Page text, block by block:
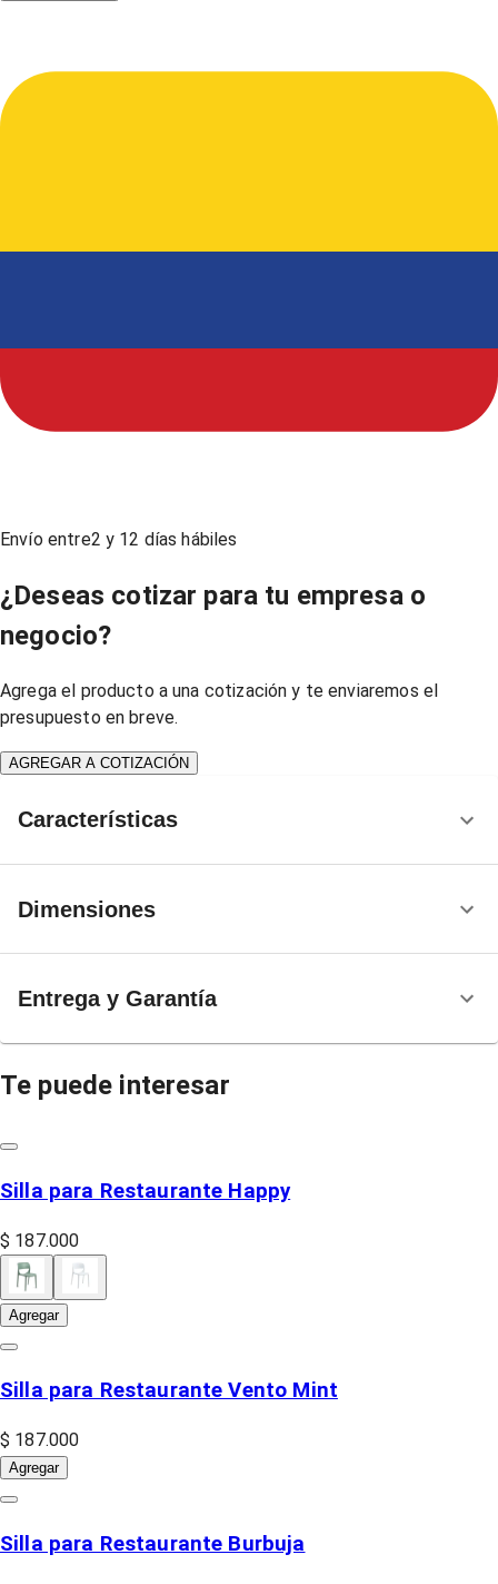
Envío entre2 y 12 días hábiles
¿Deseas cotizar para tu empresa o
negocio?
Agrega el producto a una cotización y te enviaremos el
presupuesto en breve.
AGREGAR A COTIZACIÓN
Características
Dimensiones
Entrega y Garantía
Te puede interesar
Silla para Restaurante Happy
$ 187.000
Agregar
Silla para Restaurante Vento Mint
$ 187.000
Agregar
Silla para Restaurante Burbuja